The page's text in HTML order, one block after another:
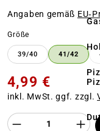
Angaben gemäß
Größe
39/40 41/42
4,99 €
inkl. MwSt. ggf. zzgl.
Produkt